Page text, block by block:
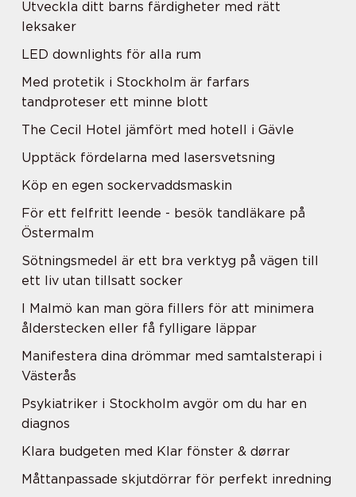
Utveckla ditt barns färdigheter med rätt
leksaker
LED downlights för alla rum
Med protetik i Stockholm är farfars
tandproteser ett minne blott
The Cecil Hotel jämfört med hotell i Gävle
Upptäck fördelarna med lasersvetsning
Köp en egen sockervaddsmaskin
För ett felfritt leende - besök tandläkare på
Östermalm
Sötningsmedel är ett bra verktyg på vägen till
ett liv utan tillsatt socker
I Malmö kan man göra fillers för att minimera
ålderstecken eller få fylligare läppar
Manifestera dina drömmar med samtalsterapi i
Västerås
Psykiatriker i Stockholm avgör om du har en
diagnos
Klara budgeten med Klar fönster & dørrar
Måttanpassade skjutdörrar för perfekt inredning